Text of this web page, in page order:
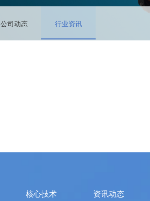
公司动态 行业资讯
核心技术 资讯动态